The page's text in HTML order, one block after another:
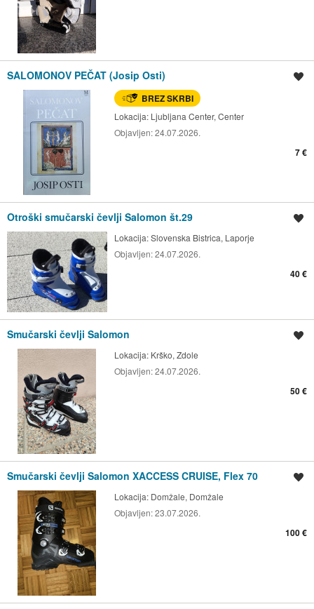
SALOMONOV PEČAT (Josip Osti)
BREZ SKRBI
Lokacija: Ljubljana Center, Center
Objavljen:24.07.2026.
7 €
Otroški smučarski čevlji Salomon št.29
Lokacija:Slovenska Bistrica, Laporje
Objavljen:24.07.2026.
40 €
Smučarski čevlji Salomon
Lokacija: Krško, Zdole
Objavljen:24.07.2026.
50 €
Smučarski čevlji Salomon XACCESS CRUISE, Flex 70
Lokacija: Domžale, Domžale
Objavljen:23.07.2026.
100 €